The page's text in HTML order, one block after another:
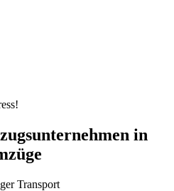
in
Transport